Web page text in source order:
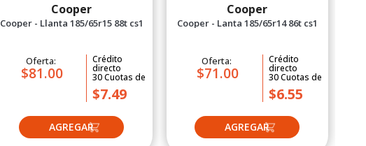
Cooper
Cooper - Llanta 185/65r15 88t cs1
Oferta:
$81.00
Crédito
directo
30Cuotas de
$7.49
Cooper
Cooper - Lanta 185/65r14 86t cs1
Oferta:
$71.00
Crédito
directo
30 Cuotas de
$6.55